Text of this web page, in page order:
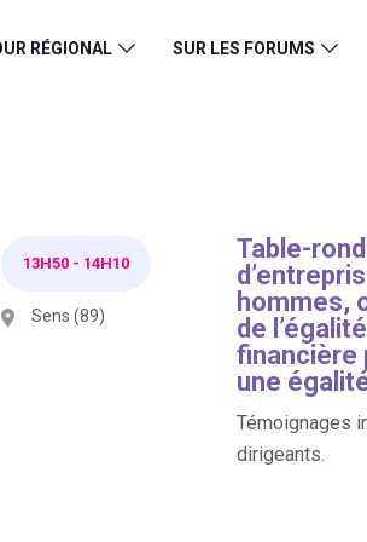
RÉGIONAL SUR LES FORUMS
13H50 - 14H10
Sens (89)
Table-
hommes,
de
financière
une
Témoignages
dirigeants.